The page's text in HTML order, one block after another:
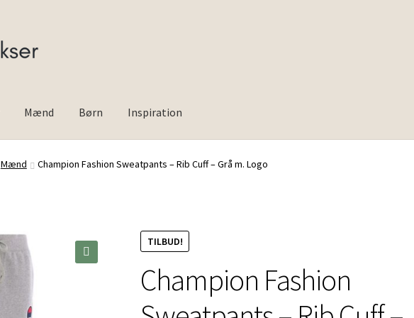
Mænd Børn Inspiration
Mænd Champion Fashion Sweatpants – Rib Cuff – Grå m. Logo
TILBUD!
Champion Fashion